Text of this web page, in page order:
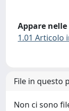
Appare
1.01 Articolo
File in questo
Non ci sono